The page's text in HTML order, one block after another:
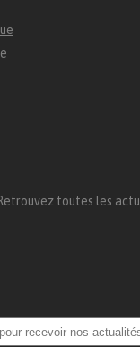
toutes les